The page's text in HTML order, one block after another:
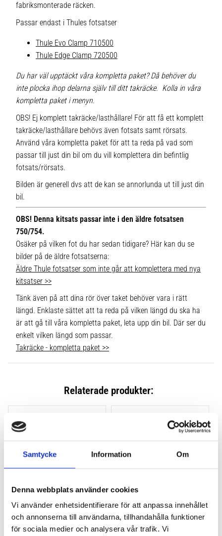
Samtycke Information Om
Denna webbplats använder cookies
Vi använder enhetsidentifierare för att anpassa innehållet
och annonserna till användarna, tillhandahålla funktioner
för sociala medier och analysera vår trafik. Vi
fabriksmonterade räcken.
Passar endast i Thules fotsatser
Thule Evo Clamp 710500
Thule Edge Clamp 720500
Du har väl upptäckt våra kompletta paket? Då behöver du
inte plocka ihop delarna själv till ditt takräcke. Kolla in våra
kompletta paket i menyn.
OBS! Ej komplett takräcke/lasthållare! För att få ett komplett
takräcke/lasthållare behövs även fotsats samt rörsats.
Använd våra kompletta paket för att ta reda på vad som
passar till just din bil om du vill komplettera din befintlig
fotsats/rörsats.
Bilden är generell dvs att de kan se annorlunda ut till just din
bil.
OBS! Denna kitsats passar inte i den äldre fotsatsen
750/754.
Osäker på vilken fot du har sedan tidigare? Här kan du se
bilder på de äldre fotsatserna:
Äldre Thule fotsatser som inte går att komplettera med nya
kitsatser >>
Tänk även på att dina rör över taket behöver vara i rätt
längd. Enklaste sättet att ta reda på vilken längd du ska ha
är att gå till våra kompletta paket, leta upp din bil. Där ser du
enkelt vilken längd som passar.
Takräcke - kompletta paket >>
Relaterade produkter:
THULE CLAMP EVO 4-
PACK 710500
THULE CLAMP EDGE 4-
PACK 720500
Lägg